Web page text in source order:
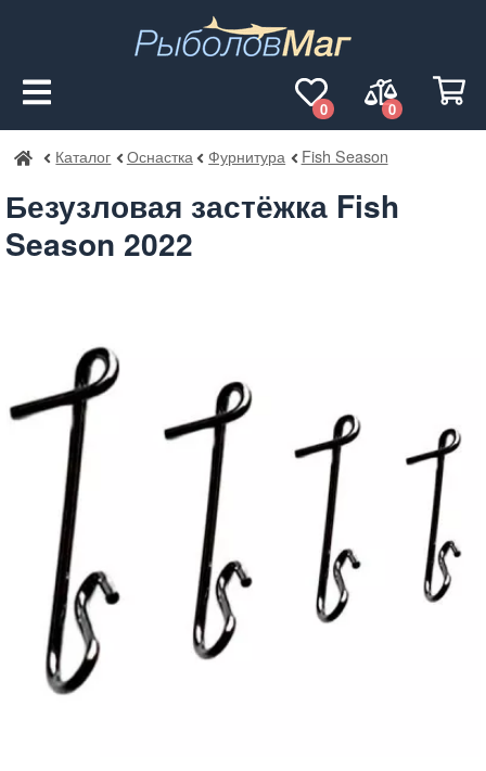
0
0
РыболовМаг
Каталог Оснастка Фурнитура Fish Season
Безузловая застёжка Fish
Season 2022